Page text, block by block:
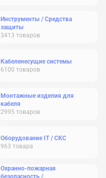
Инструменты / Средства
защиты
3413 товаров
Кабеленесущие системы
6100 товаров
Монтажные изделия для
кабеля
2995 товаров
Оборудование IT / СКС
963 товара
Охранно-пожарная
безопасность /